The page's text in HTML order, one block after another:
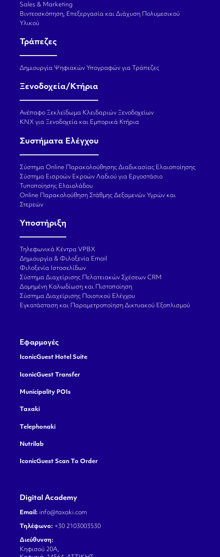
Sales & Marketing
Βιντεοσκόπηση, Επεξεργασία και Διάχυση Πολυμεσικού
Υλικού
Τράπεζες
Δημιουργία Ψηφιακών Υπογραφών για Τράπεζες
Ξενοδοχεία/Κτήρια
Ανέπαφο Ξεκλείδωμα Κλειδαριών Ξενοδοχείων
KNX για Ξενοδοχεία και Εμπορικά Κτήρια
Συστήματα Ελέγχου
Σύστημα Online Παρακολούθησης Διαδικασίας Ελαιοποίησης
Σύστημα Εισροών Εκροών Λαδιού για Εργοστάσιο
Τυποποίησης Ελαιολάδου
Online Παρακολούθηση Στάθμης Δεξαμενών Υγρών και
Στερεών
Υποστήριξη
Τηλεφωνικά Κέντρα VPBX
Δημιουργία & Φιλοξενία Email
Φιλοξενία Ιστοσελίδων
Σύστημα Διαχείρισης Πελατειακών Σχέσεων CRM
Δομημένη Καλωδίωση και Πιστοποίηση
Σύστημα Διαχείρισης Ποιοτικού Ελέγχου
Εγκατάσταση και Παραμετροποίηση Δικτυακού Εξοπλισμού
Εφαρμογές
IconicGuest Hotel Suite
IconicGuest Transfer
Municipality POIs
Taxaki
Telephonaki
Nutrilab
IconicGuest Scan To Order
Digital Academy
Email: info@taxaki.com
Τηλέφωνο: +30 2103003530
Διεύθυνση:
Κηφισού 20Α,